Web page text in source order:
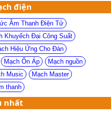
điện
Âm Thanh Điện Tử
Khuyếch Đại Công Suất
Hiệu Ứng Cho Đàn
Mạch Ổn Áp
Mạch nguồn
Music
Mạch Master
thanh
nhất